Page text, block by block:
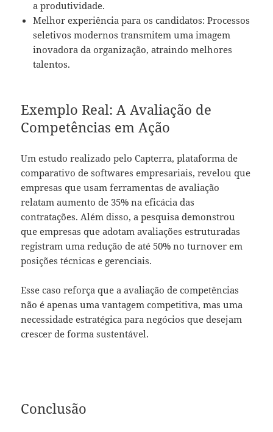
a produtividade.
Melhor experiência para os candidatos: Processos
seletivos modernos transmitem uma imagem
inovadora da organização, atraindo melhores
talentos.
Exemplo Real: A Avaliação de
Competências em Ação
Um estudo realizado pelo Capterra, plataforma de
comparativo de softwares empresariais, revelou que
empresas que usam ferramentas de avaliação
relatam aumento de 35% na eficácia das
contratações. Além disso, a pesquisa demonstrou
que empresas que adotam avaliações estruturadas
registram uma redução de até 50% no turnover em
posições técnicas e gerenciais.
Esse caso reforça que a avaliação de competências
não é apenas uma vantagem competitiva, mas uma
necessidade estratégica para negócios que desejam
crescer de forma sustentável.
Conclusão